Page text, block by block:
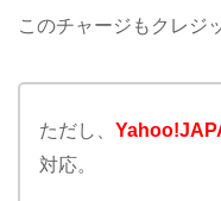
このチャージもクレジ
ただし、
対応。